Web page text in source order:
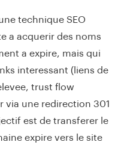
technique SEO
a acquerir des noms
a expire, mais qui
interessant (liens de
trust flow
via une redirection 301
est de transferer le
expire vers le site